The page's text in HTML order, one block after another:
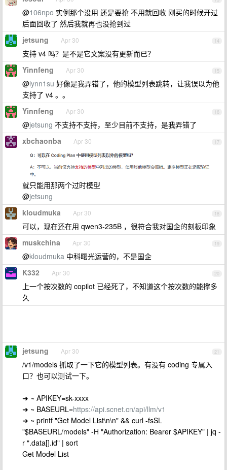
@106npo 实例那个没用 还是要抢 不用就回收 刚买的时候开过
后面回收了 然后我就再也没抢到过
14
jetsung Apr 30
支持 v4 吗？是不是它文案没有更新而已？
15
Yinnfeng Apr 30
@lynn1su 好像是我弄错了，他的模型列表跳转，让我误以为他
支持了 v4 。。
16
Yinnfeng Apr 30
@jetsung 不支持不支持，至少目前不支持，是我弄错了
17
xbchaonba Apr 30
就只能用那两个过时模型
@jetsung
18
kloudmuka Apr 30
可以，现在还在用 qwen3-235B ，很符合我对国企的刻板印象
19
muskchina Apr 30
@kloudmuka 中科曙光运营的，不是国企
20
K332 Apr 30
上一个按次数的 copilot 已经死了，不知道这个按次数的能撑多
久
21
jetsung Apr 30
/v1/models 抓取了一下它的模型列表。有没有 coding 专属入
口？也可以测试一下。
➜ ~ APIKEY=sk-xxxx
➜ ~ BASEURL=https://api.scnet.cn/api/llm/v1
➜ ~ printf "Get Model List\n\n" && curl -fsSL
"$BASEURL/models" -H "Authorization: Bearer $APIKEY" | jq -
r ".data[].id" | sort
Get Model List